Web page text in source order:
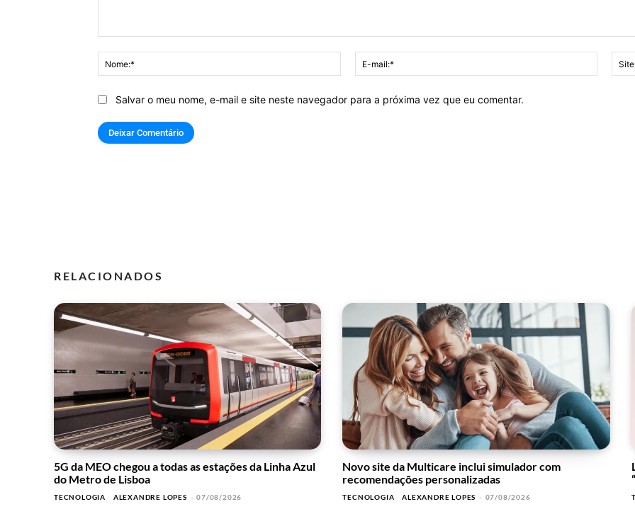
Nome:*
mail:*
Salvar o meu nome, e-mail e site neste navegador para a próxima vez que eu comentar.
RELACIONADOS
5G da MEO chegou a todas as estações da Linha Azul
do Metro de Lisboa
TECNOLOGIA ALEXANDRE LOPES - 07/08/2026
Novo site da Multicare inclui simulador com
recomendações personalizadas
TECNOLOGIA ALEXANDRE LOPES - 07/08/2026